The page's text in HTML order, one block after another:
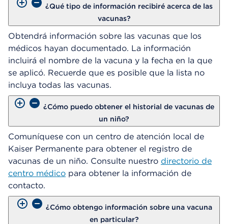
C
d
r
o
d
e
o
o
¿Qué tipo de información recibiré acerca de las
vacunas?
Obtendrá información sobre las vacunas que los
médicos hayan documentado. La información
incluirá el nombre de la vacuna y la fecha en la que
se aplicó. Recuerde que es posible que la lista no
incluya todas las vacunas.
¿Cómo puedo obtener el historial de vacunas de
un niño?
Comuníquese con un centro de atención local de
Kaiser Permanente para obtener el registro de
vacunas de un niño. Consulte nuestro directorio de
centro médico para obtener la información de
contacto.
¿Cómo obtengo información sobre una vacuna
en particular?